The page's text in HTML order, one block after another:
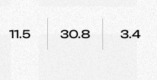
11.5 30.8 3.4